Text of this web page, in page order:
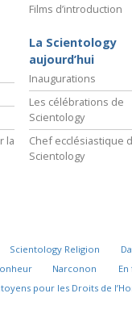
la
Films d’introduction
La Scientology
aujourd’hui
Inaugurations
Les célébrations de
Scientology
Chef ecclésiastique
Scientology
Scientology Religion
Narconon
pour les Droits de